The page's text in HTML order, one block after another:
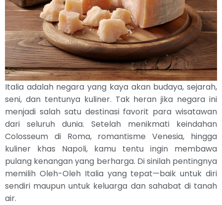
Italia adalah negara yang kaya akan budaya, sejarah,
seni, dan tentunya kuliner. Tak heran jika negara ini
menjadi salah satu destinasi favorit para wisatawan
dari seluruh dunia. Setelah menikmati keindahan
Colosseum di Roma, romantisme Venesia, hingga
kuliner khas Napoli, kamu tentu ingin membawa
pulang kenangan yang berharga. Di sinilah pentingnya
memilih Oleh-Oleh Italia yang tepat—baik untuk diri
sendiri maupun untuk keluarga dan sahabat di tanah
air.